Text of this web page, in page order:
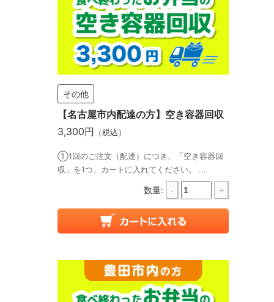
その他
【名古屋市内配達の方】空き容器回収
3,300円 （税込）
①1回のご注文（配達）につき、「空き容器回
収」を1つ、カートに入れてください。 ...
数量: - +